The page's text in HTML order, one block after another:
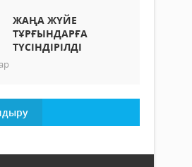
ЖАҢА ЖҮЙЕ
ТҰРҒЫНДАРҒА
ТҮСІНДІРІЛДІ